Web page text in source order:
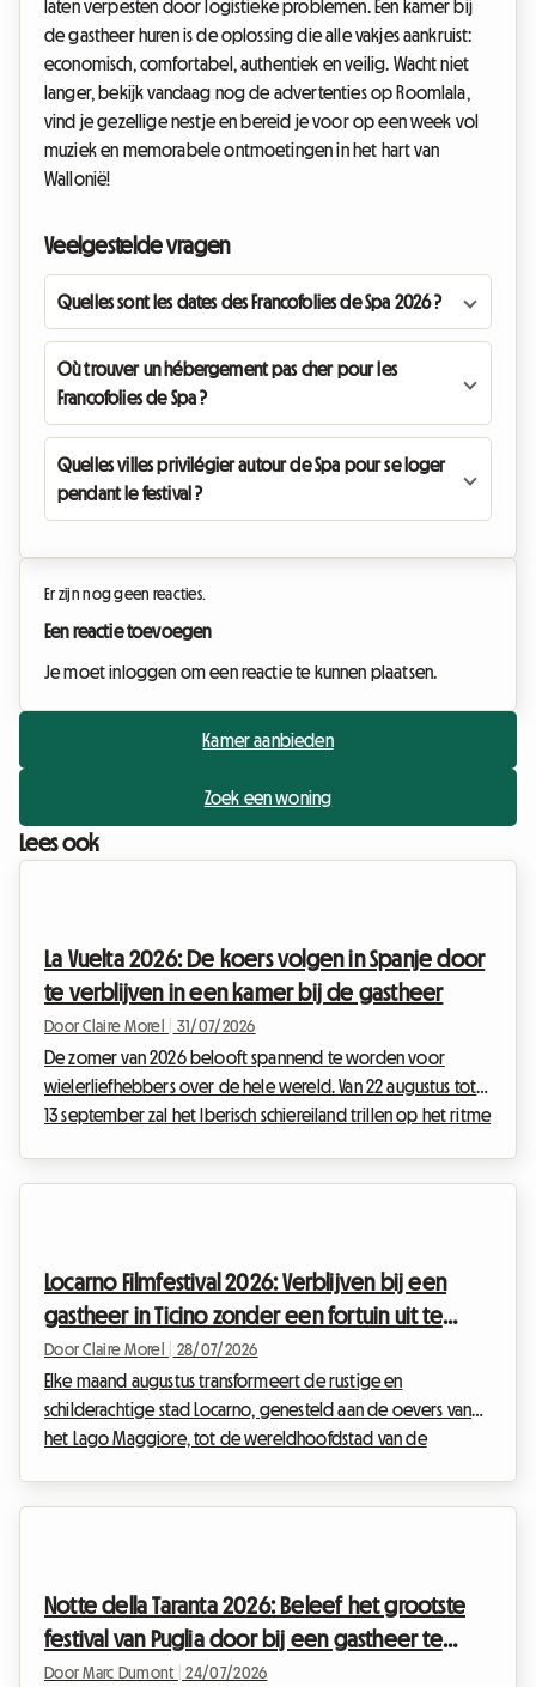
laten verpesten door logistieke problemen. Een kamer bij
de gastheer huren is de oplossing die alle vakjes aankruist:
economisch, comfortabel, authentiek en veilig. Wacht niet
langer, bekijk vandaag nog de advertenties op Roomlala,
vind je gezellige nestje en bereid je voor op een week vol
muziek en memorabele ontmoetingen in het hart van
Wallonië!
Veelgestelde vragen
Quelles sont les dates des Francofolies de Spa 2026 ?
Où trouver un hébergement pas cher pour les
Francofolies de Spa ?
Quelles villes privilégier autour de Spa pour se loger
pendant le festival ?
Er zijn nog geen reacties.
Een reactie toevoegen
Je moet inloggen om een reactie te kunnen plaatsen.
Kamer aanbieden
Zoek een woning
Lees ook
La Vuelta 2026: De koers volgen in Spanje door
te verblijven in een kamer bij de gastheer
Door Claire Morel 31/07/2026
De zomer van 2026 belooft spannend te worden voor
wielerliefhebbers over de hele wereld. Van 22 augustus tot
13 september zal het Iberisch schiereiland trillen op het ritme
van de etappes van dag tot dag de droom van ...
Locarno Filmfestival 2026: Verblijven bij een
gastheer in Ticino zonder een fortuin uit te
geven
Door Claire Morel 28/07/2026
Elke maand augustus transformeert de rustige en
schilderachtige stad Locarno, genesteld aan de oevers van
het Lago Maggiore, tot de wereldhoofdstad van de
van deze reis snel een hoofdpijndossier worden, zeke...
Notte della Taranta 2026: Beleef het grootste
festival van Puglia door bij een gastheer te
verblijven
Door Marc Dumont 24/07/2026